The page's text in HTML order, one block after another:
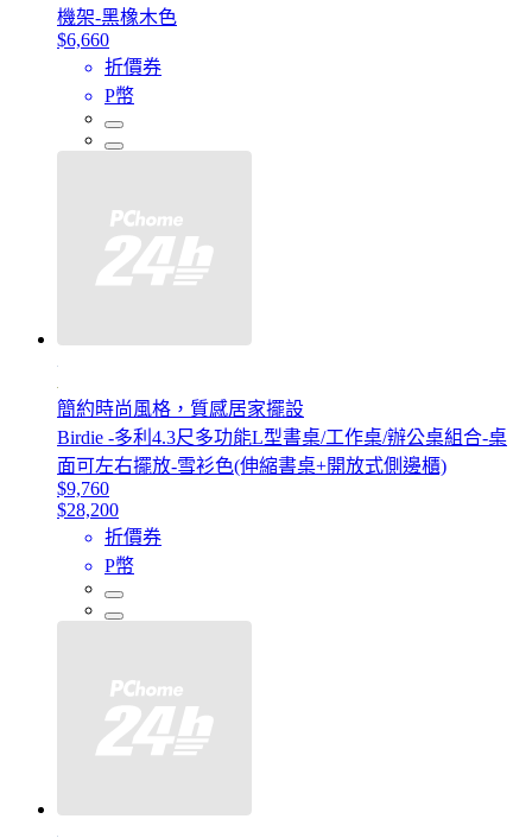
機架-黑橡木色
$6,660
折價券
P幣
簡約時尚風格，質感居家擺設
Birdie -多利4.3尺多功能L型書桌/工作桌/辦公桌組合-桌
面可左右擺放-雪衫色(伸縮書桌+開放式側邊櫃)
$9,760
$28,200
折價券
P幣